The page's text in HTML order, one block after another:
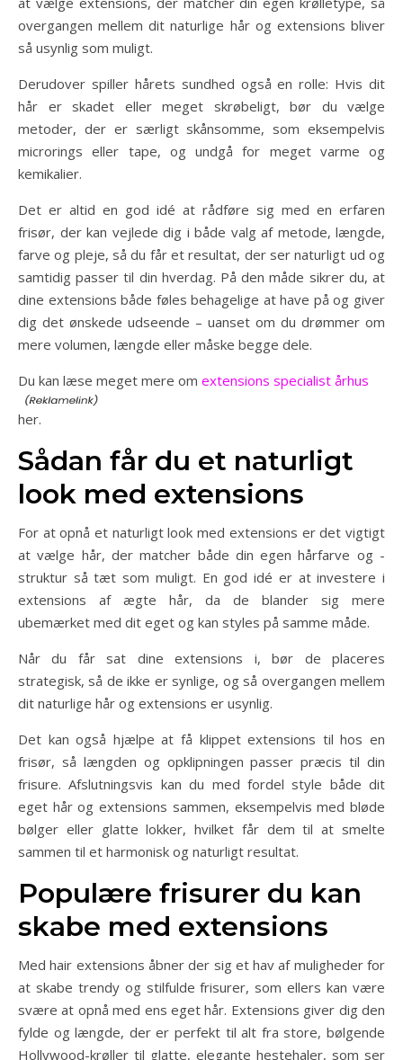
overgangen mellem dit naturlige hår og extensions bliver
så usynlig som muligt.
Derudover spiller hårets sundhed også en rolle: Hvis dit
hår er skadet eller meget skrøbeligt, bør du vælge
metoder, der er særligt skånsomme, som eksempelvis
microrings eller tape, og undgå for meget varme og
kemikalier.
Det er altid en god idé at rådføre sig med en erfaren
frisør, der kan vejlede dig i både valg af metode, længde,
farve og pleje, så du får et resultat, der ser naturligt ud og
samtidig passer til din hverdag. På den måde sikrer du, at
dine extensions både føles behagelige at have på og giver
dig det ønskede udseende – uanset om du drømmer om
mere volumen, længde eller måske begge dele.
Du kan læse meget mere om extensions specialist århus
her.
Sådan får du et naturligt
look med extensions
For at opnå et naturligt look med extensions er det vigtigt
at vælge hår, der matcher både din egen hårfarve og -
struktur så tæt som muligt. En god idé er at investere i
extensions af ægte hår, da de blander sig mere
ubemærket med dit eget og kan styles på samme måde.
Når du får sat dine extensions i, bør de placeres
strategisk, så de ikke er synlige, og så overgangen mellem
dit naturlige hår og extensions er usynlig.
Det kan også hjælpe at få klippet extensions til hos en
frisør, så længden og opklipningen passer præcis til din
frisure. Afslutningsvis kan du med fordel style både dit
eget hår og extensions sammen, eksempelvis med bløde
bølger eller glatte lokker, hvilket får dem til at smelte
sammen til et harmonisk og naturligt resultat.
Populære frisurer du kan
skabe med extensions
Med hair extensions åbner der sig et hav af muligheder for
at skabe trendy og stilfulde frisurer, som ellers kan være
svære at opnå med ens eget hår. Extensions giver dig den
fylde og længde, der er perfekt til alt fra store, bølgende
Hollywood-krøller til glatte, elegante hestehaler, som ser